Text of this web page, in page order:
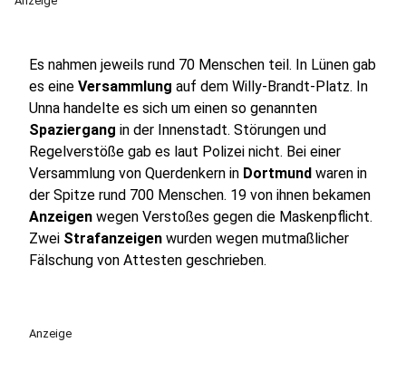
Es nahmen jeweils rund 70 Menschen teil. In Lünen gab
es eine Versammlung auf dem Willy-Brandt-Platz. In
Unna handelte es sich um einen so genannten
Spaziergang in der Innenstadt. Störungen und
Regelverstöße gab es laut Polizei nicht. Bei einer
Versammlung von Querdenkern in Dortmund waren in
der Spitze rund 700 Menschen. 19 von ihnen bekamen
Anzeigen wegen Verstoßes gegen die Maskenpflicht.
Zwei Strafanzeigen wurden wegen mutmaßlicher
Fälschung von Attesten geschrieben.
Anzeige